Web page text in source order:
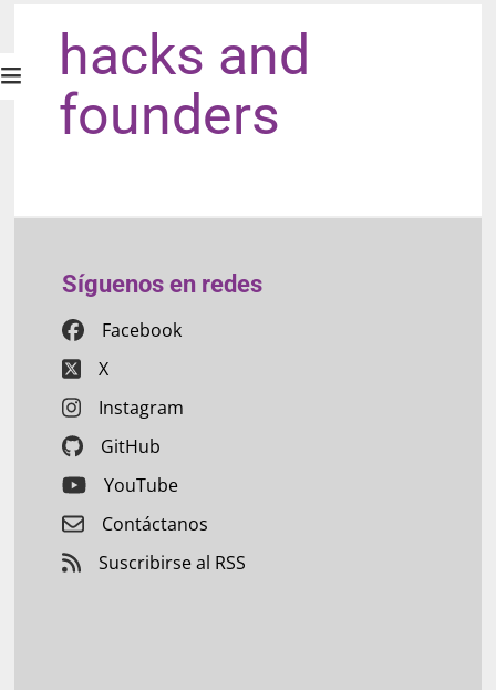
hacks and
founders
Síguenos en redes
Facebook
X
Instagram
GitHub
YouTube
Contáctanos
Suscribirse al RSS